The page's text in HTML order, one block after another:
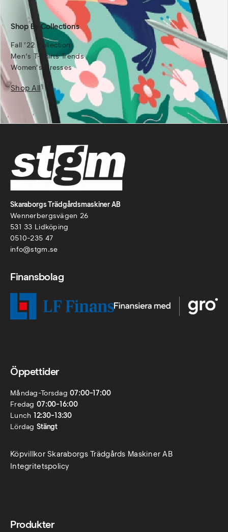
Shop By Collections
Fall ’22 Collection
Men’s T-Shirts Trends
Women’s Dresses
Shop All
Skaraborgs Trädgårdsmaskiner AB
Wennerbergsvägen 26
531 33 Lidköping
0510-235 47
info@stgm.se
Finansbolag
Öppettider
Måndag-Torsdag07:00-17:00
Fredag 07:00-16:00
Lunch 12:30-13:30
Lördag Stängt
Köpvillkor Skaraborgs Trädgårds Maskiner AB
Integritetspolicy
Produkter